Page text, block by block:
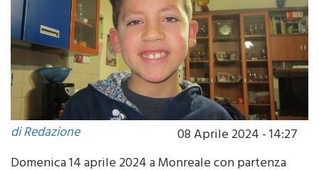
di Redazione
08 Aprile 2024 - 14:27